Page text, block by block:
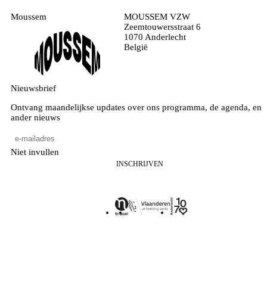
Moussem
MOUSSEM VZW
Zeemtouwersstraat 6
1070 Anderlecht
België
Nieuwsbrief
Ontvang maandelijkse updates over ons programma, de agenda, en
ander nieuws
Niet invullen
INSCHRIJVEN